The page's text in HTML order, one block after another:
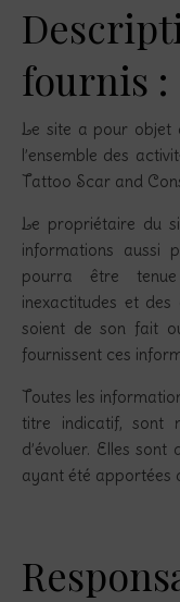
fournis :
Le site a pour objet
l’ensemble des
Tattoo Scar and
Le propriétaire du
informations aussi
pourra être
inexactitudes et des
soient de son fait
fournissent ces
Toutes les
titre indicatif, sont
d’évoluer. Elles
ayant été apportées